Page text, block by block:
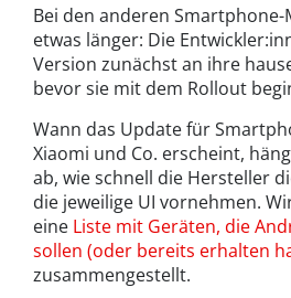
Bei den anderen
etwas länger: Die
Version zunächst an ihre
bevor sie mit dem Rollout
Wann das Update für
Xiaomi und Co. erscheint,
ab, wie schnell die Hersteller
die jeweilige UI vornehmen.
eine Liste mit Geräten, die
sollen (oder bereits erhalten
zusammengestellt.